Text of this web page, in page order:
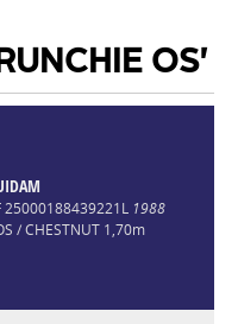
OS'
25000188439221L 1988
/ CHESTNUT 1,70m